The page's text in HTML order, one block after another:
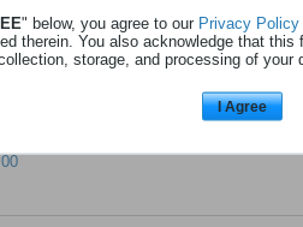
" below, you agree to our Privacy Policy
therein. You also acknowledge that
storage, and processing of your
I Agree